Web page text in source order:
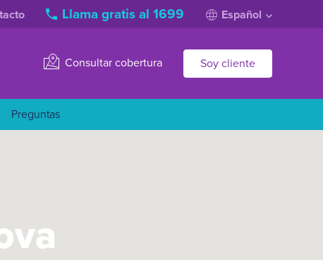
Llama gratis al 1699 Español
Consultar cobertura Soy cliente
Preguntas